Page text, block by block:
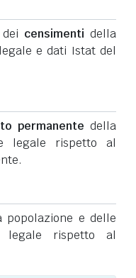
censimenti della
e dati Istat del
permanente della
legale rispetto al
popolazione e delle
legale rispetto al